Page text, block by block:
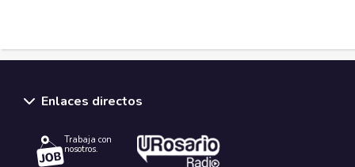
Enlaces directos
Trabaja con
nosotros.